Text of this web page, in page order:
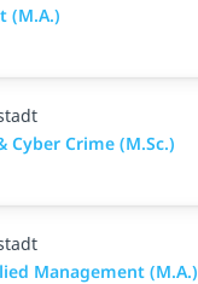
(M.A.)
Crime (M.Sc.)
Management (M.A.)